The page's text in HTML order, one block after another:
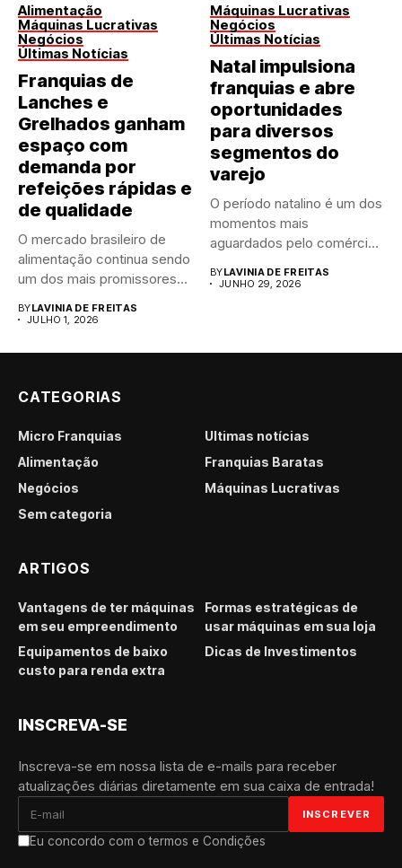
Alimentação
Máquinas Lucrativas
Negócios
Últimas Notícias
Franquias de
Lanches e
Grelhados ganham
espaço com
demanda por
refeições rápidas e
de qualidade
O mercado brasileiro de
alimentação continua sendo
um dos mais promissores
BYLAVINIA DE FREITAS
JULHO 1, 2026
Máquinas Lucrativas
Negócios
Últimas Notícias
Natal impulsiona
franquias e abre
oportunidades
para diversos
segmentos do
varejo
O período natalino é um dos
momentos mais
aguardados pelo comércio
BYLAVINIA DE FREITAS
JUNHO 29, 2026
CATEGORIAS
Micro Franquias
Últimas notícias
Alimentação
Franquias Baratas
Negócios
Máquinas Lucrativas
Sem categoria
ARTIGOS
Vantagens de ter máquinas
em seu empreendimento
Formas estratégicas de
usar máquinas em sua loja
Equipamentos de baixo
custo para renda extra
Dicas de Investimentos
INSCREVA-SE
Inscreva-se em nossa lista de e-mails para receber
atualizações diárias diretamente em sua caixa de entrada!
Eu concordo com o termos e Condições